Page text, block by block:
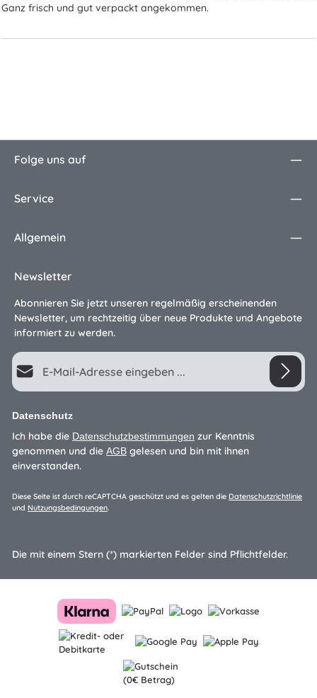
Ganz frisch und gut verpackt angekommen.
Folge uns auf
Service
Allgemein
Newsletter
Abonnieren Sie jetzt unseren regelmäßig erscheinenden
Newsletter, um rechtzeitig über neue Produkte und Angebote
informiert zu werden.
E-Mail-Adresse*
Datenschutz
Ich habe die Datenschutzbestimmungen zur Kenntnis
genommen und die AGB gelesen und bin mit ihnen
einverstanden.
Diese Seite ist durch reCAPTCHA geschützt und es gelten die Datenschutzrichtlinie
und Nutzungsbedingungen.
Die mit einem Stern (*) markierten Felder sind Pflichtfelder.